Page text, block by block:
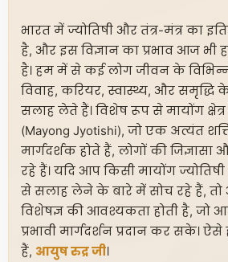
भारत में ज्योतिषी और तंत्र-मंत्र का
है, और इस विज्ञान का प्रभाव आज भी
है। हम में से कई लोग जीवन के
विवाह, करियर, स्वास्थ्य, और समृद्धि
सलाह लेते हैं। विशेष रूप से मायोंग
(Mayong Jyotishi), जो एक अत्यंत
मार्गदर्शक होते हैं, लोगों की जिज्ञासा
रहे हैं। यदि आप किसी मायोंग ज्योतिषी
से सलाह लेने के बारे में सोच रहे हैं,
विशेषज्ञ की आवश्यकता होती है, जो
प्रभावी मार्गदर्शन प्रदान कर सके।
हैं, आयुष रुद्र जी।